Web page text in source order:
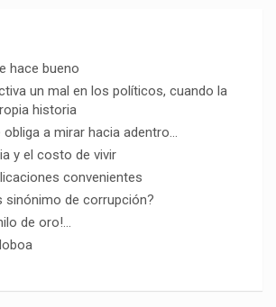
hace bueno
un mal en los políticos, cuando la
historia
obliga a mirar hacia adentro…
y el costo de vivir
convenientes
sinónimo de corrupción?
de oro!…